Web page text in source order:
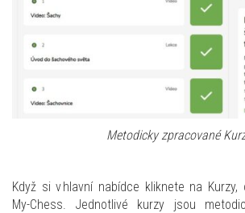
Metodicky zpracované
Když si v hlavní nabídce kliknete na
My-Chess. Jednotlivé kurzy jsou